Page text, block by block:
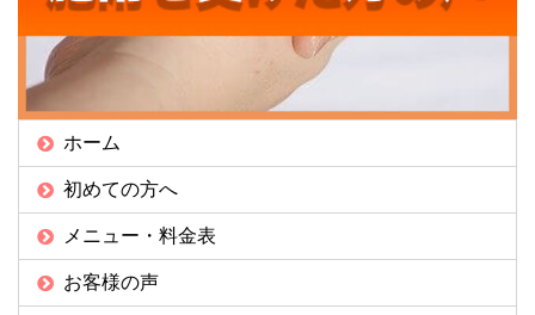
ホーム
初めての方へ
メニュー・料金表
お客様の声